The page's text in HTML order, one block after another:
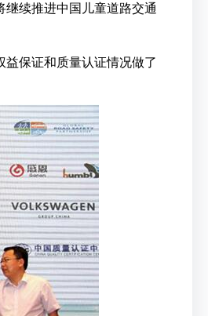
续推进中国儿童道路交通
保证和质量认证情况做了